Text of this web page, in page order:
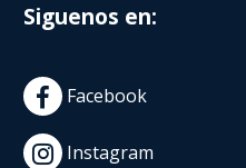
Siguenos en:
Facebook
Instagram